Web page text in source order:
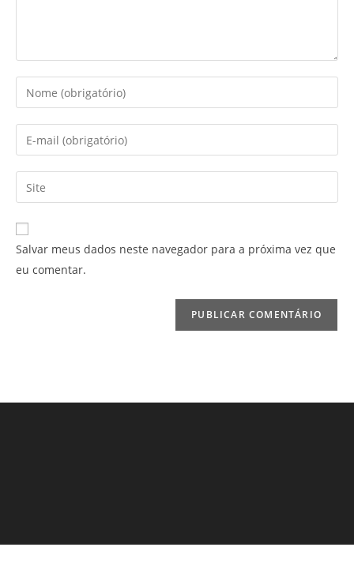
Digite
seu
nome
ou
nome
de
comentar
Digite
seu
endereço
de
mail
para
comentar
Digite
o
URL
do
Salvar meus dados neste navegador para a próxima vez que
eu comentar.